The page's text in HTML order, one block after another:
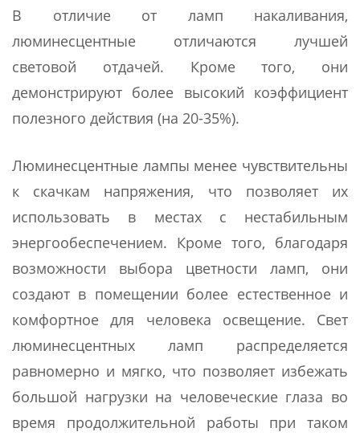
В отличие от ламп накаливания,
люминесцентные отличаются лучшей
световой отдачей. Кроме того, они
демонстрируют более высокий коэффициент
полезного действия (на 20-35%).
Люминесцентные лампы менее чувствительны
к скачкам напряжения, что позволяет их
использовать в местах с нестабильным
энергообеспечением. Кроме того, благодаря
возможности выбора цветности ламп, они
создают в помещении более естественное и
комфортное для человека освещение. Свет
люминесцентных ламп распределяется
равномерно и мягко, что позволяет избежать
большой нагрузки на человеческие глаза во
время продолжительной работы при таком